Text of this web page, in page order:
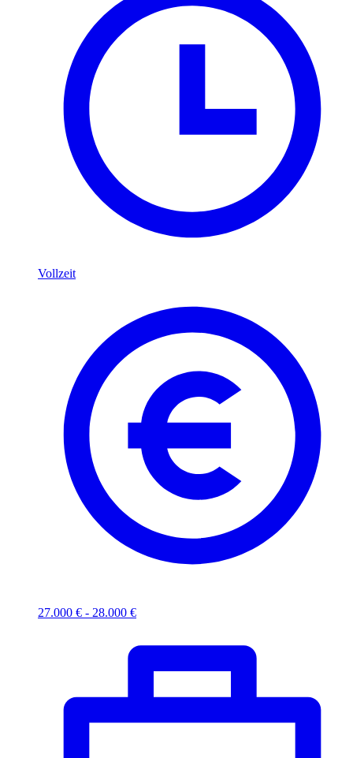
Vollzeit
27.000 € - 28.000 €